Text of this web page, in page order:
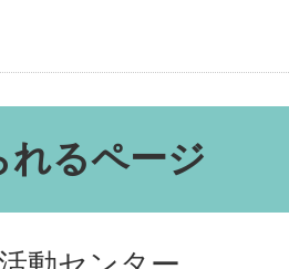
れるページ